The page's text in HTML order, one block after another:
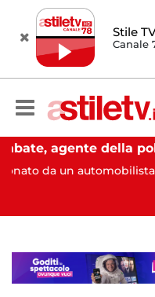
Stile
Canale
Castellabate, agente della polizia locale aggredito per una multa: turista denunciato
al
CRONACA